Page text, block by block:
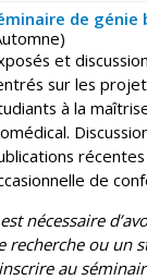
de génie
et
sur les
à la
de
nécessaire
recherche ou un
au